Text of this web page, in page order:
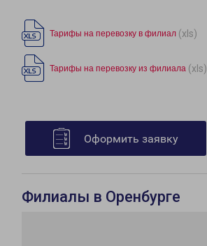
Тарифы на перевозку в филиал (xls)
Тарифы на перевозку из филиала (xls)
Оформить заявку
Филиалы в Оренбурге